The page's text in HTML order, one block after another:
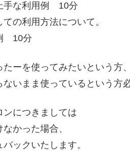
手な利用例 10分
ての利用方法について。
10分
ーを使ってみたいという方、
いまま使っているという方
ンにつきましては
かった場合、
ックいたします。